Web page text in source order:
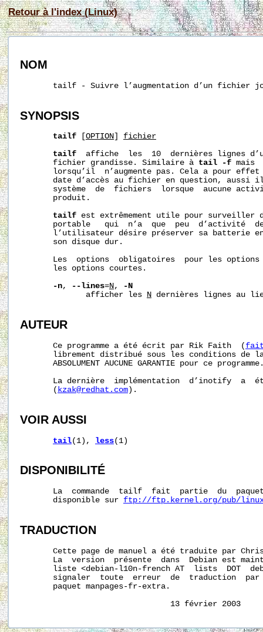
Retour à l'index (Linux)
NOM
tailf - Suivre l’augmentation d’un fichier
SYNOPSIS
tailf OPTION
fichier
tailf
affiche  les  10  dernières lignes
       fichier grandisse. Similaire à
tail -f mais
lorsqu’il  n’augmente pas. Cela a pour
date d’accès au fichier en question, aussi
système  de  fichiers  lorsque  aucune
       produit.
tailf est extrêmement utile pour surveiller
portable   qui  n’a  que  peu  d’activité
l’utilisateur désire préserver sa batterie
       son disque dur.
Les  options  obligatoires  pour les
       les options courtes.
-n, --lines=N,
-N
              afficher les
N dernières lignes au
AUTEUR
       Ce programme a été écrit par Rik Faith  (
librement distribué sous les conditions de
ABSOLUMENT AUCUNE GARANTIE pour ce
La dernière  implémentation  d’inotify  a
       (
kzak@redhat.com ).
VOIR AUSSI
tail(1), less(1)
DISPONIBILITÉ
La  commande  tailf  fait  partie  du
       disponible sur
ftp://ftp.kernel.org/pub/
TRADUCTION
Cette page de manuel a été traduite par
La  version  présente  dans  Debian est
liste <debian-l10n-french AT  lists  DOT
signaler  toute  erreur  de  traduction
       paquet manpages-fr-extra.